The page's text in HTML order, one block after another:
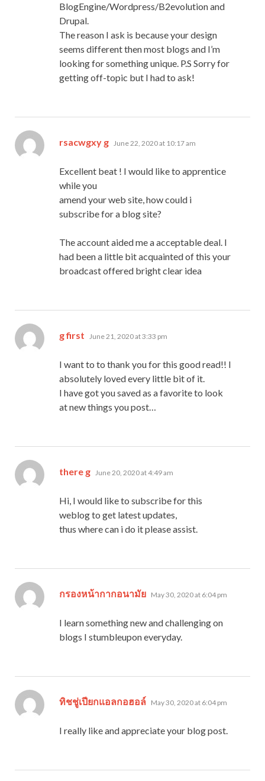
BlogEngine/Wordpress/B2evolution and
Drupal.
The reason I ask is because your design
seems different then most blogs and I’m
looking for something unique. P.S Sorry for
getting off-topic but I had to ask!
rsacwgxy g says:
June 22, 2020 at 10:17 am
Excellent beat ! I would like to apprentice
while you
amend your web site, how could i
subscribe for a blog site?
The account aided me a acceptable deal. I
had been a little bit acquainted of this your
broadcast offered bright clear idea
g first says:
June 21, 2020 at 3:33 pm
I want to to thank you for this good read!! I
absolutely loved every little bit of it.
I have got you saved as a favorite to look
at new things you post…
there g says:
June 20, 2020 at 4:49 am
Hi, I would like to subscribe for this
weblog to get latest updates,
thus where can i do it please assist.
กรองหน้ากากอนามัย says:
May 30, 2020 at 6:04 pm
I learn something new and challenging on
blogs I stumbleupon everyday.
ทิชชู่เปียกแอลกอฮอล์ says:
May 30, 2020 at 6:04 pm
I really like and appreciate your blog post.